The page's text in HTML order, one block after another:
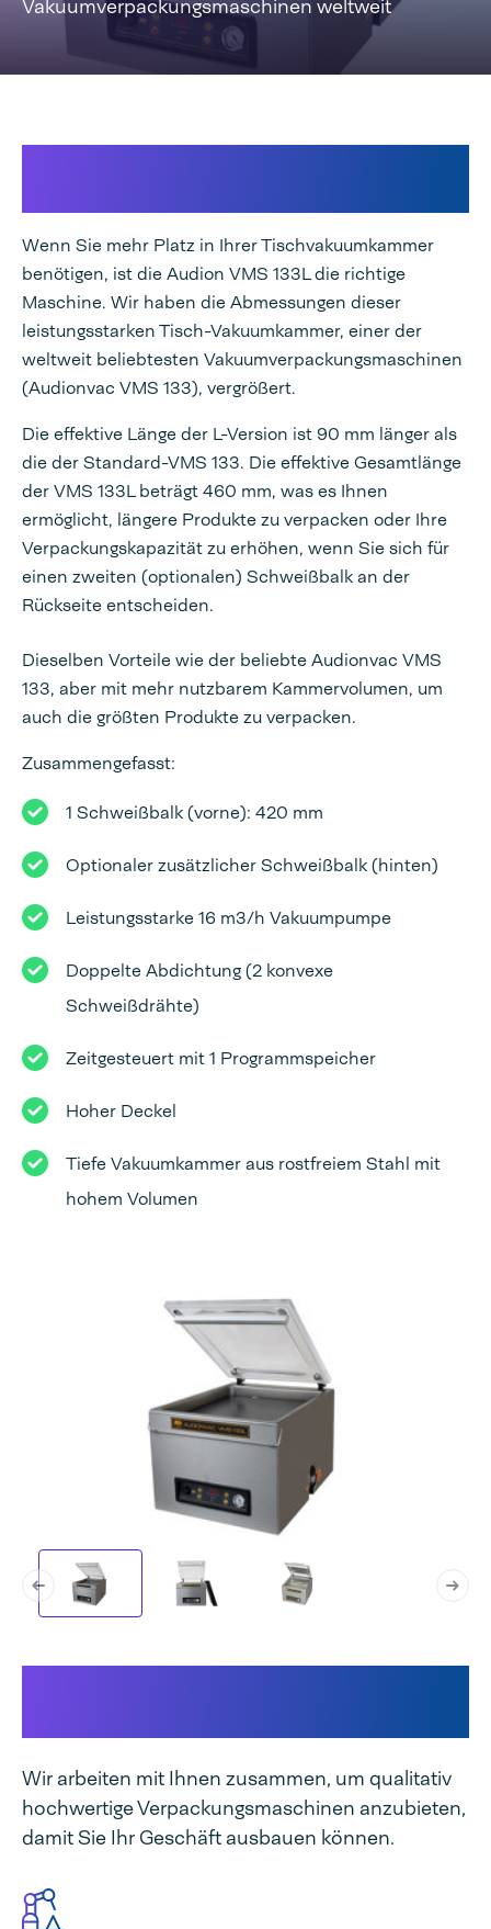
Vakuumverpackungsmaschinen weltweit
Wenn Sie mehr Platz in Ihrer Tischvakuumkammer
benötigen, ist die Audion VMS 133L die richtige
Maschine. Wir haben die Abmessungen dieser
leistungsstarken Tisch-Vakuumkammer, einer der
weltweit beliebtesten Vakuumverpackungsmaschinen
(Audionvac VMS 133), vergrößert.
Die effektive Länge der L-Version ist 90 mm länger als
die der Standard-VMS 133. Die effektive Gesamtlänge
der VMS 133L beträgt 460 mm, was es Ihnen
ermöglicht, längere Produkte zu verpacken oder Ihre
Verpackungskapazität zu erhöhen, wenn Sie sich für
einen zweiten (optionalen) Schweißbalk an der
Rückseite entscheiden.
Dieselben Vorteile wie der beliebte Audionvac VMS
133, aber mit mehr nutzbarem Kammervolumen, um
auch die größten Produkte zu verpacken.
Zusammengefasst:
1 Schweißbalk (vorne): 420 mm
Optionaler zusätzlicher Schweißbalk (hinten)
Leistungsstarke 16 m3/h Vakuumpumpe
Doppelte Abdichtung (2 konvexe
Schweißdrähte)
Zeitgesteuert mit 1 Programmspeicher
Hoher Deckel
Tiefe Vakuumkammer aus rostfreiem Stahl mit
hohem Volumen
Wir arbeiten mit Ihnen zusammen, um qualitativ
hochwertige Verpackungsmaschinen anzubieten,
damit Sie Ihr Geschäft ausbauen können.